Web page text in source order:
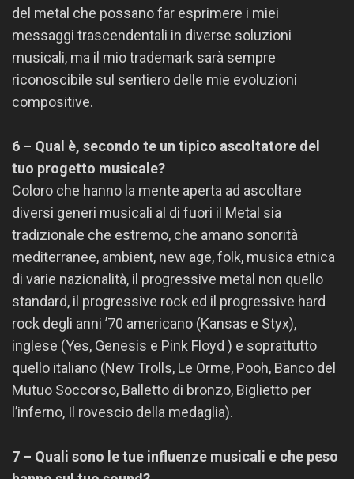
del metal che possano far esprimere i miei
messaggi trascendentali in diverse soluzioni
musicali, ma il mio trademark sarà sempre
riconoscibile sul sentiero delle mie evoluzioni
compositive.
6 – Qual è, secondo te un tipico ascoltatore del
tuo progetto musicale?
Coloro che hanno la mente aperta ad ascoltare
diversi generi musicali al di fuori il Metal sia
tradizionale che estremo, che amano sonorità
mediterranee, ambient, new age, folk, musica etnica
di varie nazionalità, il progressive metal non quello
standard, il progressive rock ed il progressive hard
rock degli anni ’70 americano (Kansas e Styx),
inglese (Yes, Genesis e Pink Floyd ) e soprattutto
quello italiano (New Trolls, Le Orme, Pooh, Banco del
Mutuo Soccorso, Balletto di bronzo, Biglietto per
l’inferno, Il rovescio della medaglia).
7 – Quali sono le tue influenze musicali e che peso